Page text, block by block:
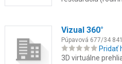
Pridať
Vizual 360°
Púpavová 677/34
3D virtuálne